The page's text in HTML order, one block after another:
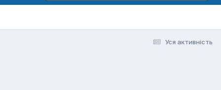
Уся активність